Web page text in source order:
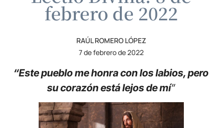
febrero de 2022
RAÚL ROMERO LÓPEZ
7 de febrero de 2022
“Este pueblo me honra con los labios, pero
su corazón está lejos de mí”